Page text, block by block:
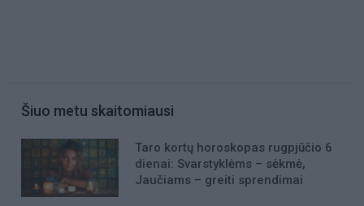
Šiuo metu skaitomiausi
Taro kortų horoskopas rugpjūčio 6
dienai: Svarstyklėms – sėkmė,
Jaučiams – greiti sprendimai